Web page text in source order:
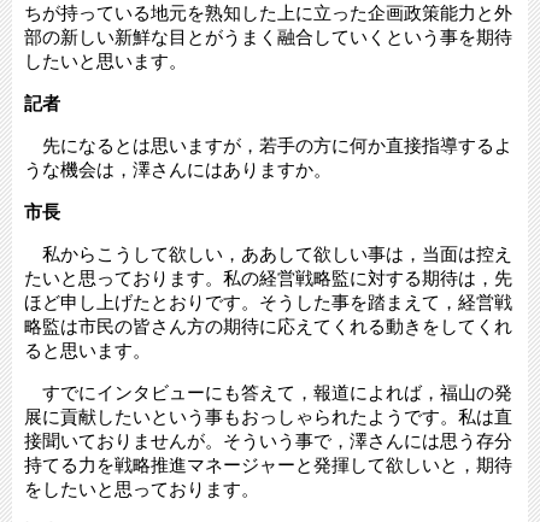
ちが持っている地元を熟知した上に立った企画政策能力と外
部の新しい新鮮な目とがうまく融合していくという事を期待
したいと思います。
記者
先になるとは思いますが，若手の方に何か直接指導するよ
うな機会は，澤さんにはありますか。
市長
私からこうして欲しい，ああして欲しい事は，当面は控え
たいと思っております。私の経営戦略監に対する期待は，先
ほど申し上げたとおりです。そうした事を踏まえて，経営戦
略監は市民の皆さん方の期待に応えてくれる動きをしてくれ
ると思います。
すでにインタビューにも答えて，報道によれば，福山の発
展に貢献したいという事もおっしゃられたようです。私は直
接聞いておりませんが。そういう事で，澤さんには思う存分
持てる力を戦略推進マネージャーと発揮して欲しいと，期待
をしたいと思っております。